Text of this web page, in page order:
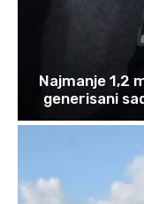
Najmanje 1,2
generisani